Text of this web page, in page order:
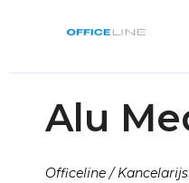
Alu
Officeline /